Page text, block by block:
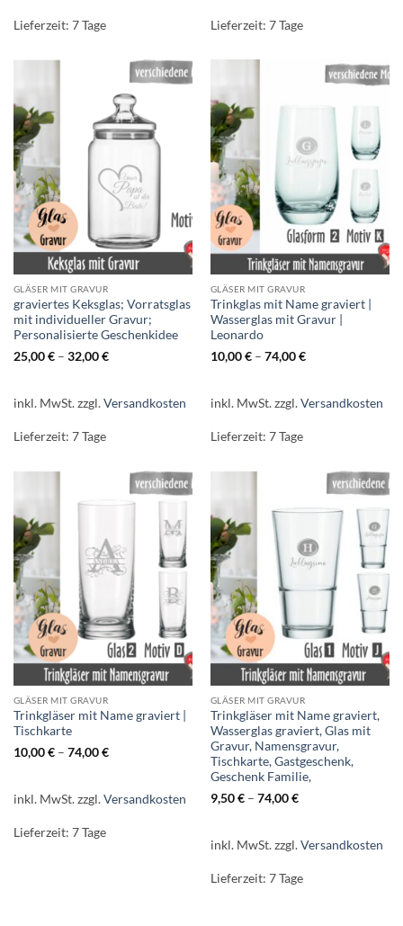
Lieferzeit: 7 Tage Lieferzeit: 7 Tage
GLÄSER MIT GRAVUR
graviertes Keksglas; Vorratsglas
mit individueller Gravur;
Personalisierte Geschenkidee
25,00€– 32,00€
inkl. MwSt.zzgl.Versandkosten
Lieferzeit: 7 Tage
GLÄSER MIT GRAVUR
Trinkglas mit Name graviert |
Wasserglas mit Gravur |
Leonardo
10,00€– 74,00€
inkl. MwSt.zzgl.Versandkosten
Lieferzeit: 7 Tage
GLÄSER MIT GRAVUR
Trinkgläser mit Name graviert |
Tischkarte
10,00€– 74,00€
inkl. MwSt.zzgl.Versandkosten
Lieferzeit: 7 Tage
GLÄSER MIT GRAVUR
Trinkgläser mit Name graviert,
Wasserglas graviert, Glas mit
Gravur, Namensgravur,
Tischkarte, Gastgeschenk,
Geschenk Familie,
9,50€– 74,00€
inkl. MwSt.zzgl.Versandkosten
Lieferzeit: 7 Tage